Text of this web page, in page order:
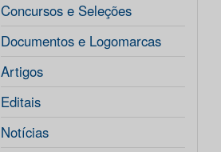
Concursos e Seleções
Documentos e Logomarcas
Artigos
Editais
Notícias